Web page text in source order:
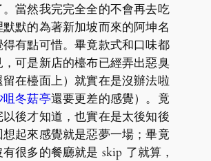
當然我完完全全的不會再去吃
默的為著新加坡而來的阿坤名
有點可惜。畢竟款式和口味都
可是新店的檯布已經弄出惡臭
留在檯面上）就實在是沒辦法啦
咀冬菇亭還要更差的感覺）。竟
後才知道，也實在是太後知後
起來感覺就是惡夢一場；畢竟
很多的餐廳就是 skip 了就算，